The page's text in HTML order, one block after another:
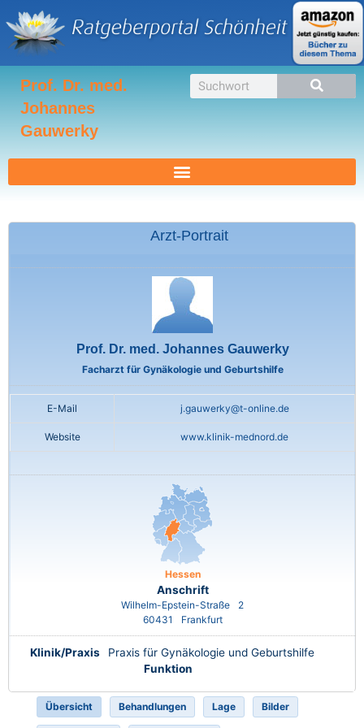
Inhalt
springen
Prof. Dr. med.
Johannes
Gauwerky
Suche
Arzt-Portrait
Prof. Dr. med. Johannes Gauwerky
Facharzt für Gynäkologie und Geburtshilfe
E-Mail j.gauwerky@t-online.de
Website www.klinik-mednord.de
Hessen
Anschrift
Wilhelm-Epstein-Straße
2
60431
Frankfurt
Klinik/Praxis
Praxis für Gynäkologie und Geburtshilfe
Funktion
Übersicht Behandlungen Lage Bilder